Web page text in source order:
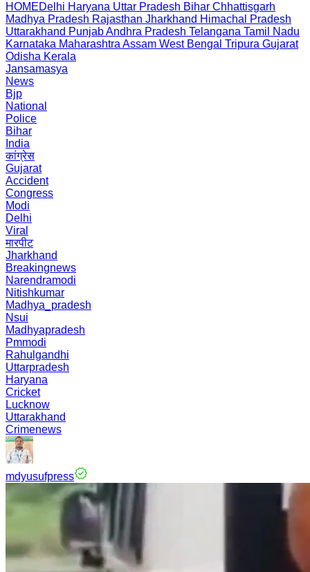
HOMEDelhi Haryana Uttar Pradesh Bihar Chhattisgarh
Madhya Pradesh Rajasthan Jharkhand Himachal Pradesh
Uttarakhand PunjabAndhra Pradesh Telangana Tamil Nadu
Karnataka Maharashtra Assam West Bengal Tripura Gujarat
Odisha Kerala
Jansamasya
News
Bjp
National
Police
Bihar
India
कांग्रेस
Gujarat
Accident
Congress
Modi
Delhi
Viral
मारपीट
Jharkhand
Breakingnews
Narendramodi
Nitishkumar
Madhya_pradesh
Nsui
Madhyapradesh
Pmmodi
Rahulgandhi
Uttarpradesh
Haryana
Cricket
Lucknow
Uttarakhand
Crimenews
mdyusufpress